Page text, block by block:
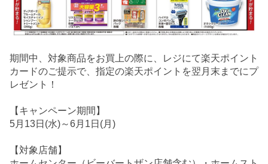
期間中、対象商品をお買上の際に、レジにて楽天ポイント
カードのご提示で、指定の楽天ポイントを翌月末までにプ
レゼント！
【キャンペーン期間】
5月13日(水)～6月1日(月)
【対象店舗】